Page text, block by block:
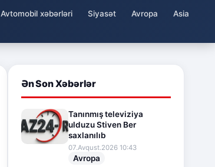
Avtomobil xəbərləri Siyasət Avropa
Asia
Ən Son Xəbərlər
Tanınmış televiziya
ulduzu Stiven Ber
saxlanılıb
07.Avqust.2026 10:43
Avropa